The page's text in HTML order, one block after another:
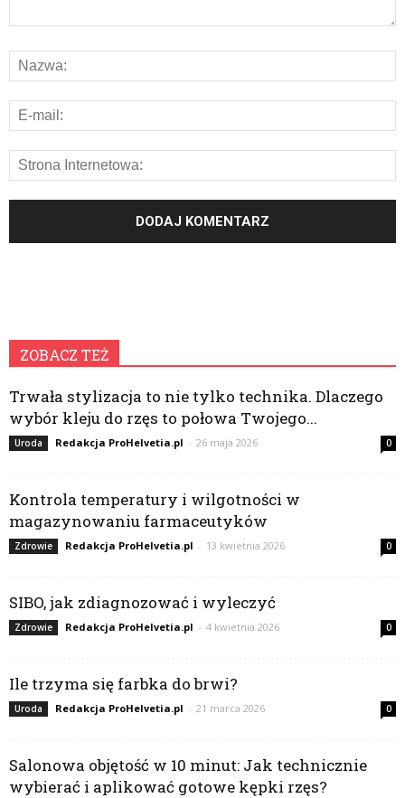
ZOBACZ TEŻ
Trwała stylizacja to nie tylko technika. Dlaczego
wybór kleju do rzęs to połowa Twojego...
Uroda Redakcja ProHelvetia.pl - 26 maja 2026 0
Kontrola temperatury i wilgotności w
magazynowaniu farmaceutyków
Zdrowie Redakcja ProHelvetia.pl - 13 kwietnia 2026 0
SIBO, jak zdiagnozować i wyleczyć
Zdrowie Redakcja ProHelvetia.pl - 4 kwietnia 2026 0
Ile trzyma się farbka do brwi?
Uroda Redakcja ProHelvetia.pl - 21 marca 2026 0
Salonowa objętość w 10 minut: Jak technicznie
wybierać i aplikować gotowe kępki rzęs?